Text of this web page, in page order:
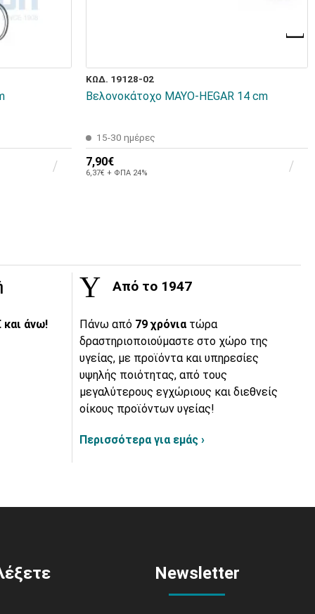
ΚΩΔ. 19128-02
Βελονοκάτοχο MAYO-HEGAR 14 cm
15-30 ημέρες
7,90€
6,37€ + ΦΠΑ 24%
και άνω!
Από το 1947
Πάνω από 79 χρόνια τώρα
δραστηριοποιούμαστε στο χώρο της
υγείας, με προϊόντα και υπηρεσίες
υψηλής ποιότητας, από τους
μεγαλύτερους εγχώριους και διεθνείς
οίκους προϊόντων υγείας!
Περισσότερα για εμάς ›
Newsletter